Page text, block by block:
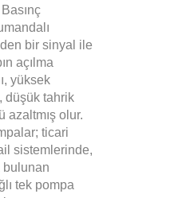
bir sinyal ile
açılma
yüksek
düşük tahrik
azaltmış olur.
ticari
sistemlerinde,
bulunan
tek pompa